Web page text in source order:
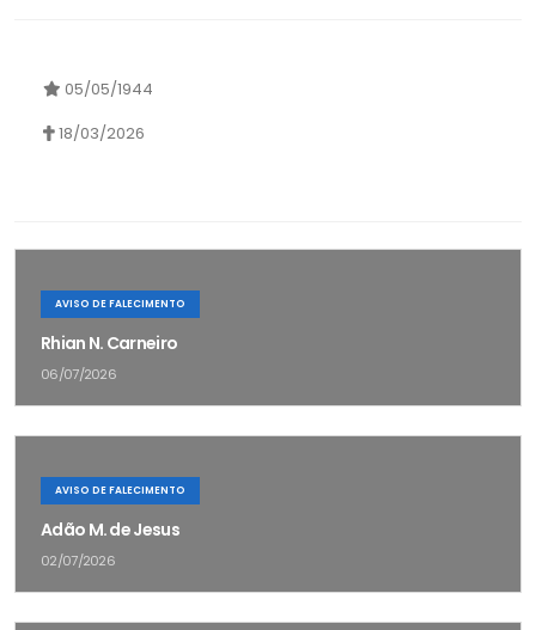
05/05/1944
18/03/2026
AVISO DE FALECIMENTO
Rhian N. Carneiro
06/07/2026
AVISO DE FALECIMENTO
Adão M. de Jesus
02/07/2026